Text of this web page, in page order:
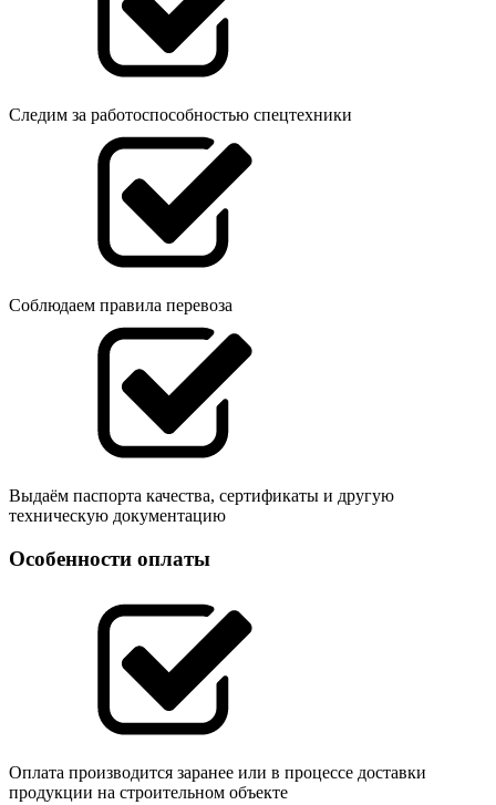
Следим за работоспособностью спецтехники
Соблюдаем правила перевоза
Выдаём паспорта качества, сертификаты и другую
техническую документацию
Особенности оплаты
Оплата производится заранее или в процессе доставки
продукции на строительном объекте